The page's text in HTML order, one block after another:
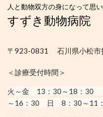
人と動物双方の身になって思
すずき動物病院
〒923-0831 石川県小松市
＜診療受付時間＞
火～金 13：30 ～18：
～16：30
日 8：30～11